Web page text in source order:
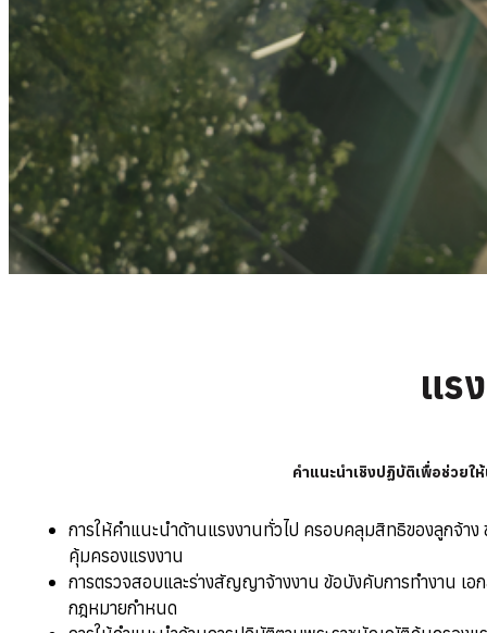
แร
คำแนะนำเชิงปฏิบัติเพื่อช่วยใ
การให้คำแนะนำด้านแรงงานทั่วไป ครอบคลุมสิทธิของลูกจ้า
คุ้มครองแรงงาน
การตรวจสอบและร่างสัญญาจ้างงาน ข้อบังคับการทำงาน เอ
กฎหมายกำหนด